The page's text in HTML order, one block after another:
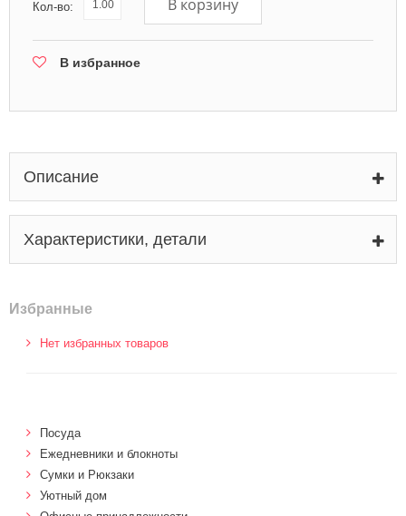
Кол-во: В корзину
В избранное
Описание
Характеристики, детали
Избранные
Нет избранных товаров
Посуда
Ежедневники и блокноты
Сумки и Рюкзаки
Уютный дом